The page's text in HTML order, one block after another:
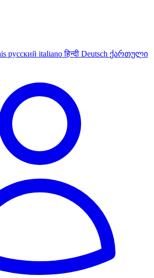
русский italianoहिन्दी Deutsch ქართული